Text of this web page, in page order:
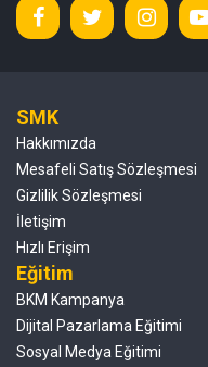
SMK
Hakkımızda
Mesafeli Satış Sözleşmesi
Gizlilik Sözleşmesi
İletişim
Hızlı Erişim
Eğitim
BKM Kampanya
Dijital Pazarlama Eğitimi
Sosyal Medya Eğitimi